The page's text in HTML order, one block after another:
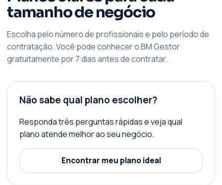
tamanho de negócio
Escolha pelo número de profissionais e pelo período de
contratação. Você pode conhecer o BM Gestor
gratuitamente por 7 dias antes de contratar.
Não sabe qual plano escolher?
Responda três perguntas rápidas e veja qual
plano atende melhor ao seu negócio.
Encontrar meu plano ideal